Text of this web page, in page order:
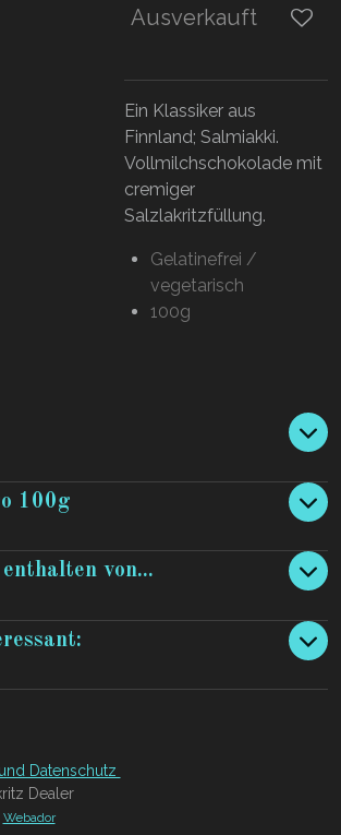
Ausverkauft
Ein Klassiker aus
Finnland; Salmiakki.
Vollmilchschokolade mit
cremiger
Salzlakritzfüllung.
Gelatinefrei /
vegetarisch
100g
100g
von...
Datenschutz
Dealer
Webador